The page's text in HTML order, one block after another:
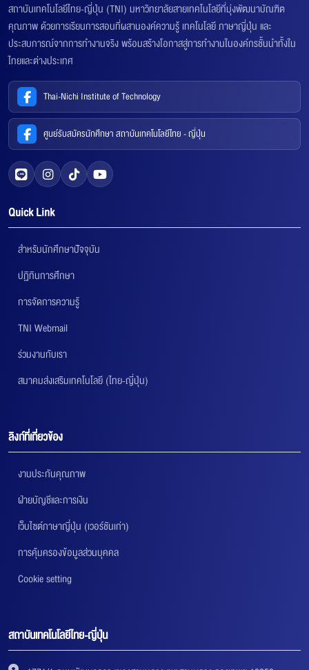
สถาบันเทคโนโลยีไทย-ญี่ปุ่น (TNI) มหาวิทยาลัยสายเทคโนโลยีที่มุ่งพัฒนาบัณฑิต
คุณภาพ ด้วยการเรียนการสอนที่ผสานองค์ความรู้ เทคโนโลยี ภาษาญี่ปุ่น และ
ประสบการณ์จากการทำงานจริง พร้อมสร้างโอกาสสู่การทำงานในองค์กรชั้นนำทั้งใน
ไทยและต่างประเทศ
Thai-Nichi Institute of Technology
ศูนย์รับสมัครนักศึกษา สถาบันเทคโนโลยีไทย - ญี่ปุ่น
Quick Link
สำหรับนักศึกษาปัจจุบัน
ปฏิทินการศึกษา
การจัดการความรู้
TNI Webmail
ร่วมงานกับเรา
สมาคมส่งเสริมเทคโนโลยี (ไทย-ญี่ปุ่น)
ลิงก์ที่เกี่ยวข้อง
งานประกันคุณภาพ
ฝ่ายบัญชีและการเงิน
เว็บไซต์ภาษาญี่ปุ่น (เวอร์ชันเก่า)
การคุ้มครองข้อมูลส่วนบุคคล
Cookie setting
สถาบันเทคโนโลยีไทย-ญี่ปุ่น